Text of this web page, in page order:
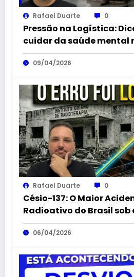
Rafael Duarte 0
Pressão na Logística:
cuidar da saúde mental
09/04/2026
Rafael Duarte 0
Césio-137: O Maior
Radioativo do Brasil sob
Logística Reversa
06/04/2026